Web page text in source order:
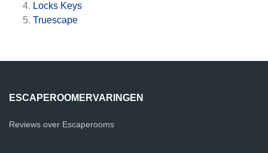
Locks Keys
Truescape
ESCAPEROOMERVARINGEN
Reviews over Escaperooms